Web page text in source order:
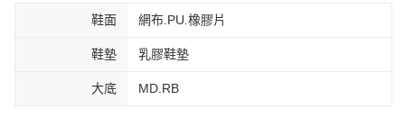
鞋面 網布.PU.橡膠片
鞋墊 乳膠鞋墊
大底 MD.RB